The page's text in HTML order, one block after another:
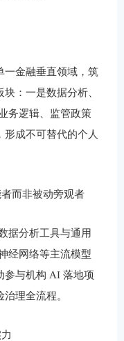
一金融垂直领域，筑
：一是数据分析、
务逻辑、监管政策
成不可替代的个人
而非被动旁观者
据分析工具与通用
经网络等主流模型
参与机构 AI 落地项
理全流程。